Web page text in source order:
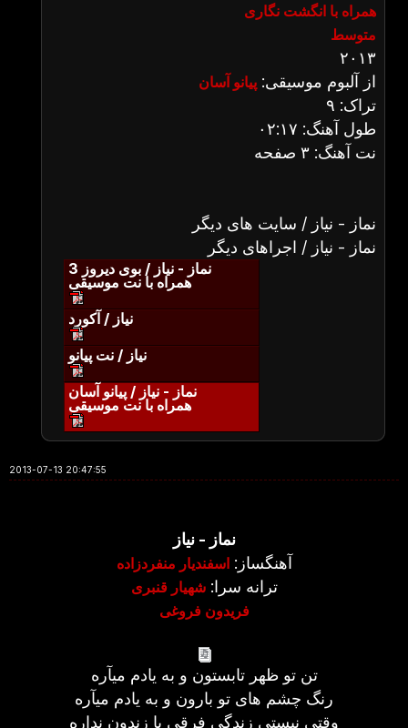
همراه با انگشت نگاری
متوسط
۲۰۱۳
از آلبوم موسیقی: پیانو آسان
تراک: ۹
طول آهنگ: ۰۲:۱۷
نت آهنگ: ۳ صفحه
نماز - نیاز / سایت های دیگر
نماز - نیاز / اجراهای دیگر
نماز - نیاز / بوی دیروز 3
همراه با نت موسیقی
نیاز / آکورد
نیاز / نت پیانو
نماز - نیاز / پیانو آسان
همراه با نت موسیقی
2013-07-13 20:47:55
نماز - نیاز
آهنگساز:اسفندیار منفردزاده
ترانه سرا:شهیار قنبری
فریدون فروغی
تن تو ظهر تابستون و به یادم میآره
رنگ چشم های تو بارون و به یادم میآره
وقتی نیستی زندگی فرقی با زندون نداره